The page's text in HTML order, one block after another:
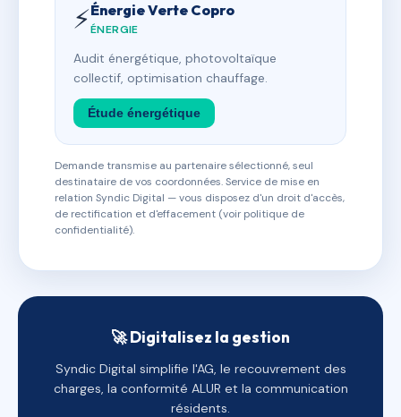
⚡Énergie Verte Copro
ÉNERGIE
Audit énergétique, photovoltaïque
collectif, optimisation chauffage.
Étude énergétique
Demande transmise au partenaire sélectionné, seul
destinataire de vos coordonnées. Service de mise en
relation Syndic Digital — vous disposez d'un droit d'accès,
de rectification et d'effacement (voir politique de
confidentialité).
🚀 Digitalisez la gestion
Syndic Digital simplifie l'AG, le recouvrement des
charges, la conformité ALUR et la communication
résidents.